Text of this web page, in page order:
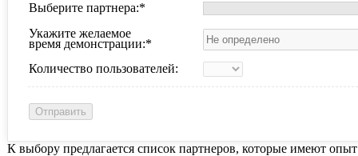
Выберите партнера:*
Укажите желаемое
время демонстрации:*
Количество пользователей:
К выбору предлагается список партнеров, которые имеют